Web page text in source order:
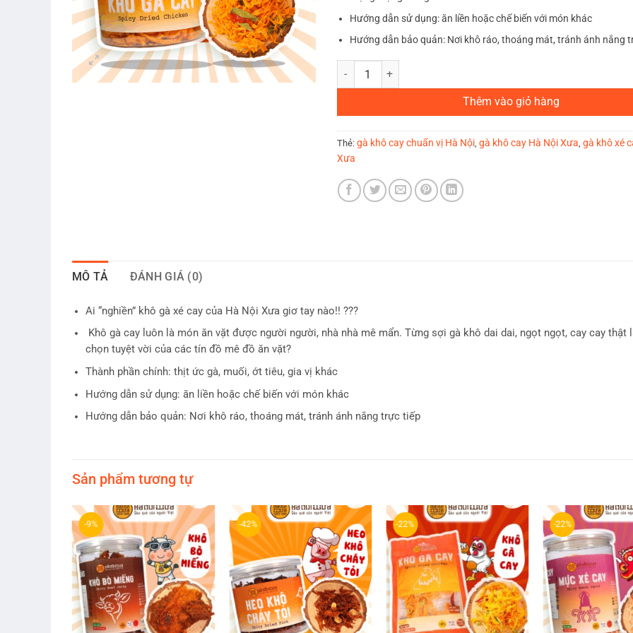
Hướng dẫn sử dụng: ăn liền hoặc chế biến với món khác
Hướng dẫn bảo quản: Nơi khô ráo, thoáng mát, tránh ánh nắng
Khô gà cay số lượng
Thêm vào giỏ hàng
Thẻ: gà khô cay chuẩn vị Hà Nội, gà khô cay Hà Nội Xưa, gà khô xé
Xưa
MÔ TẢ ĐÁNH GIÁ (0)
Ai “nghiền” khô gà xé cay của Hà Nội Xưa giơ tay nào!! ???
Khô gà cay luôn là món ăn vặt được người người, nhà nhà mê mẩn. Từng sợi gà khô dai dai, ngọt ngọt, cay cay thật
chọn tuyệt vời của các tín đồ mê đồ ăn vặt?
Thành phần chính: thịt ức gà, muối, ớt tiêu, gia vị khác
Hướng dẫn sử dụng: ăn liền hoặc chế biến với món khác
Hướng dẫn bảo quản: Nơi khô ráo, thoáng mát, tránh ánh nắng trực tiếp
Sản phẩm tương tự
-9% -42% -22% -22%